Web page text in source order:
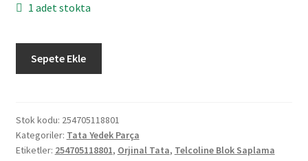
1 adet stokta
Saplama
5
Adet
Sepete Ekle
Stok kodu: 254705118801
Kategoriler: Tata Yedek Parça
Etiketler: 254705118801, Orjinal Tata, Telcoline Blok Saplama